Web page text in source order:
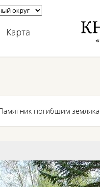
Карта
погибшим